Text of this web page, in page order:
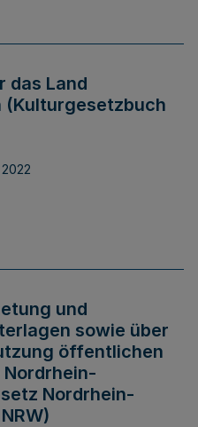
das Land
(Kulturgesetzbuch
und
sowie über
öffentlichen
Nordrhein-